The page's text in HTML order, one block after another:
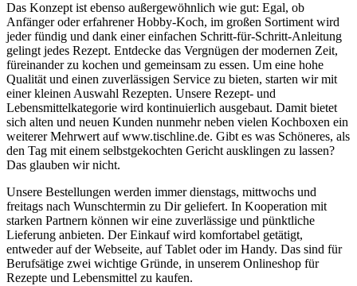
Das Konzept ist ebenso außergewöhnlich wie gut: Egal, ob
Anfänger oder erfahrener Hobby-Koch, im großen Sortiment wird
jeder fündig und dank einer einfachen Schritt-für-Schritt-Anleitung
gelingt jedes Rezept. Entdecke das Vergnügen der modernen Zeit,
füreinander zu kochen und gemeinsam zu essen. Um eine hohe
Qualität und einen zuverlässigen Service zu bieten, starten wir mit
einer kleinen Auswahl Rezepten. Unsere Rezept- und
Lebensmittelkategorie wird kontinuierlich ausgebaut. Damit bietet
sich alten und neuen Kunden nunmehr neben vielen Kochboxen ein
weiterer Mehrwert auf www.tischline.de. Gibt es was Schöneres, als
den Tag mit einem selbstgekochten Gericht ausklingen zu lassen?
Das glauben wir nicht.
Unsere Bestellungen werden immer dienstags, mittwochs und
freitags nach Wunschtermin zu Dir geliefert. In Kooperation mit
starken Partnern können wir eine zuverlässige und pünktliche
Lieferung anbieten. Der Einkauf wird komfortabel getätigt,
entweder auf der Webseite, auf Tablet oder im Handy. Das sind für
Berufsätige zwei wichtige Gründe, in unserem Onlineshop für
Rezepte und Lebensmittel zu kaufen.